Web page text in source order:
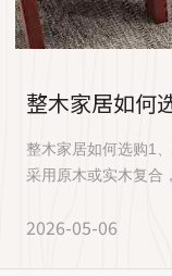
整木家居如何选购1
采用原木或实木复合
2026-05-06